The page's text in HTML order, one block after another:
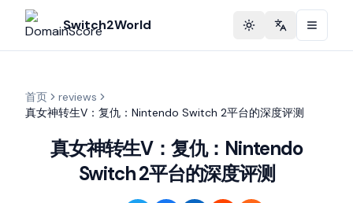
Switch2World Toggle theme
Change
首页
reviews
真女神转生V：复仇：Nintendo Switch 2平台的深度评测
真女神转生V：复仇：Nintendo
Switch 2平台的深度评测